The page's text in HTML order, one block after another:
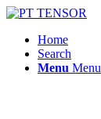
Home
Search
Menu Menu